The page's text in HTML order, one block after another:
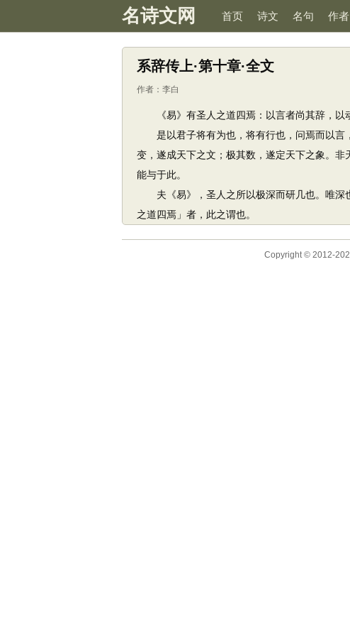
名诗文网 首页 诗文 名句 作者
系辞传上·第十章·全文
作者： 李白
《易》有圣人之道四焉：以言者尚其辞，以
是以君子将有为也，将有行也，问焉而以言
变，遂成天下之文；极其数，遂定天下之象。
能与于此。
夫《易》，圣人之所以极深而研几也。唯深
之道四焉」者，此之谓也。
Copyright © 2012-